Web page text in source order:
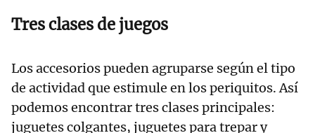
Tres clases de juegos
Los accesorios pueden agruparse según el tipo
de actividad que estimule en los periquitos. Así
podemos encontrar tres clases principales:
juguetes colgantes, juguetes para trepar y